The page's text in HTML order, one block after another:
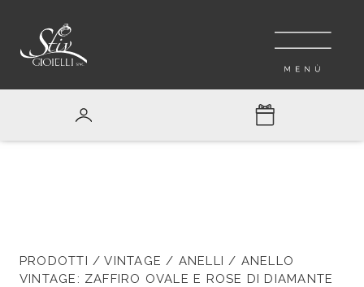
PRODOTTI /VINTAGE / ANELLI / ANELLO
VINTAGE: ZAFFIRO OVALE E ROSE DI DIAMANTE